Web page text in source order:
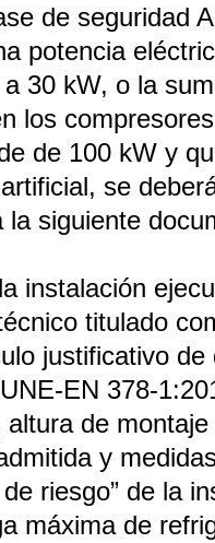
de seguridad
potencia
30 kW, o la
los
de 100 kW y
se
la siguiente
instalación
titulado
justificativo de
EN 378-
de
y
riesgo” de la
máxima de